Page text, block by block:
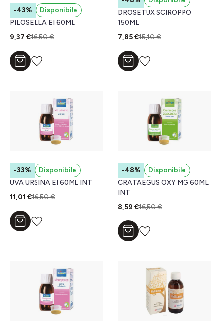
-43%
Disponibile
PILOSELLA EI 60ML
9,37 €16,50 €
Aggiungi al carrello
DROSETUX SCIROPPO
150ML
7,85 €15,10 €
Aggiungi al carrello
-33%
Disponibile
UVA URSINA EI 60ML INT
11,01 €16,50 €
Aggiungi al carrello
-48%
Disponibile
CRATAEGUS OXY MG 60ML
INT
8,59 €16,50 €
Aggiungi al carrello